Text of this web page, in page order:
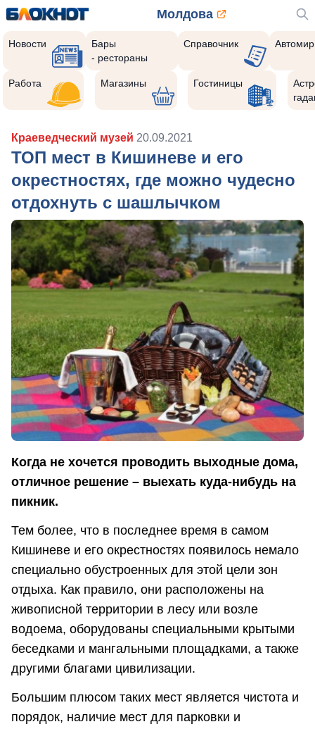
Молдова
Новости
Бары
- рестораны
Справочник Автомир
Работа Магазины Гостиницы
Краеведческий музей 20.09.2021
ТОП мест в Кишиневе и его
окрестностях, где можно чудесно
отдохнуть с шашлычком
Когда не хочется проводить выходные дома,
отличное решение – выехать куда-нибудь на
пикник.
Тем более, что в последнее время в самом
Кишиневе и его окрестностях появилось немало
специально обустроенных для этой цели зон
отдыха. Как правило, они расположены на
живописной территории в лесу или возле
водоема, оборудованы специальными крытыми
беседками и мангальными площадками, а также
другими благами цивилизации.
Большим плюсом таких мест является чистота и
порядок, наличие мест для парковки и